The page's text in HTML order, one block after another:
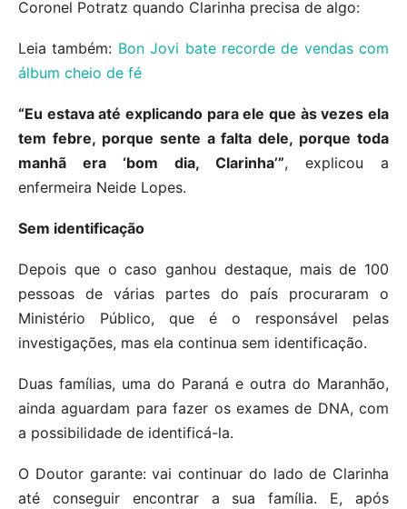
Coronel Potratz quando Clarinha precisa de algo:
Leia também: Bon Jovi bate recorde de vendas com
álbum cheio de fé
“Eu estava até explicando para ele que às vezes ela
tem febre, porque sente a falta dele, porque toda
manhã era ‘bom dia, Clarinha’”, explicou a
enfermeira Neide Lopes.
Sem identificação
Depois que o caso ganhou destaque, mais de 100
pessoas de várias partes do país procuraram o
Ministério Público, que é o responsável pelas
investigações, mas ela continua sem identificação.
Duas famílias, uma do Paraná e outra do Maranhão,
ainda aguardam para fazer os exames de DNA, com
a possibilidade de identificá-la.
O Doutor garante: vai continuar do lado de Clarinha
até conseguir encontrar a sua família. E, após